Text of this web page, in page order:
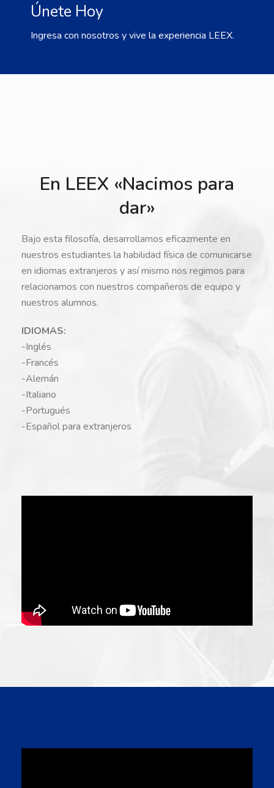
Únete Hoy
Ingresa con nosotros y vive la experiencia LEEX.
En LEEX «Nacimos para
dar»
Bajo esta filosofía, desarrollamos eficazmente en
nuestros estudiantes la habilidad física de comunicarse
en idiomas extranjeros y así mismo nos regimos para
relacionarnos con nuestros compañeros de equipo y
nuestros alumnos.
IDIOMAS:
-Inglés
-Francés
-Alemán
-Italiano
-Portugués
-Español para extranjeros